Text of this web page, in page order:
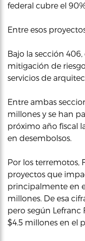
federal cubre el
Entre esos
Bajo la sección
mitigación de
servicios de
Entre ambas
millones y se han
próximo año fiscal
en desembolsos.
Por los terremotos,
proyectos que
principalmente en
millones. De esa
pero según Lefranc
$4.5 millones en el